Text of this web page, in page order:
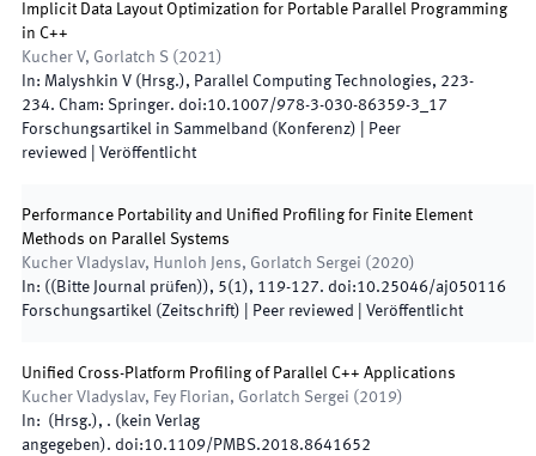
Implicit Data Layout Optimization for Portable Parallel Programming
in C++
Kucher V, Gorlatch S ( 2021)
In: Malyshkin V ( Hrsg.), Parallel Computing Technologies, 223-
234. Cham: Springer. doi:10.1007/978-3-030-86359-3_17
Forschungsartikel in Sammelband (Konferenz) | Peer
reviewed
Veröffentlicht
Performance Portability and Unified Profiling for Finite Element
Methods on Parallel Systems
Kucher Vladyslav, Hunloh Jens, Gorlatch Sergei ( 2020)
In: ((Bitte Journal prüfen)), 5(1), 119-127. doi:10.25046/aj050116
Forschungsartikel (Zeitschrift) | Peer reviewed Veröffentlicht
Unified Cross-Platform Profiling of Parallel C++ Applications
Kucher Vladyslav, Fey Florian, Gorlatch Sergei ( 2019)
In: ( Hrsg.), . ( kein Verlag
angegeben). doi:10.1109/PMBS.2018.8641652